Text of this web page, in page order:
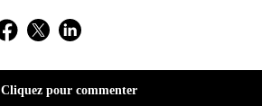
Facebook
TwitterLinkedIn
Cliquez pour commenter